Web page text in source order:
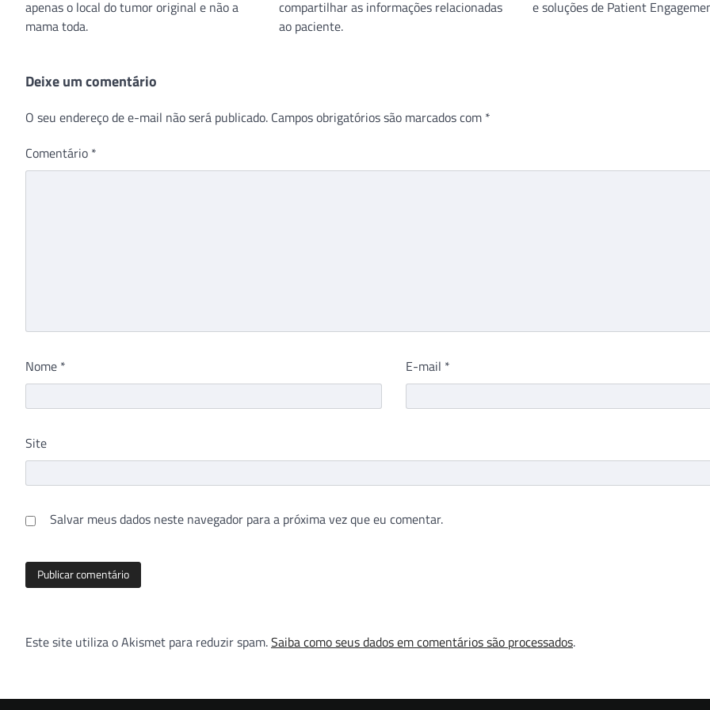
apenas o local do tumor original e não a
mama toda.
compartilhar as informações relacionadas
ao paciente.
e soluções de Patient
Deixe um comentário
O seu endereço de e-mail não será publicado. Campos obrigatórios são marcados com *
Comentário *
Nome * E-mail *
Site
Salvar meus dados neste navegador para a próxima vez que eu comentar.
Este site utiliza o Akismet para reduzir spam.Saiba como seus dados em comentários são processados.